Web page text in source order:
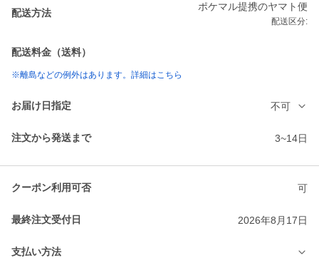
配送方法
ポケマル提携のヤマト便
配送区分:
配送料金（送料）
※離島などの例外はあります。詳細はこちら
お届け日指定 不可
注文から発送まで 3~14日
クーポン利用可否 可
最終注文受付日 2026年8月17日
支払い方法